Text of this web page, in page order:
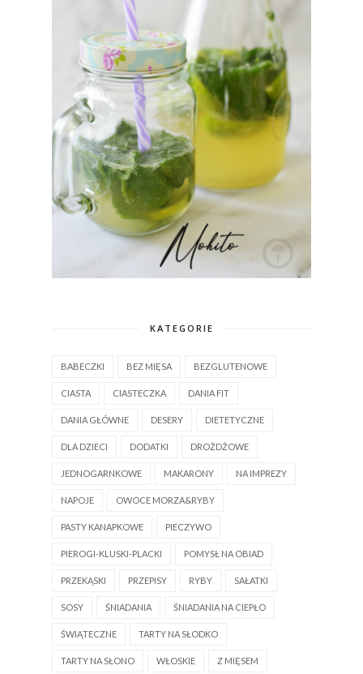
KATEGORIE
BABECZKI BEZ MIĘSA BEZGLUTENOWE
CIASTA CIASTECZKA DANIA FIT
DANIA GŁÓWNE DESERY DIETETYCZNE
DLA DZIECI DODATKI DROŻDŻOWE
JEDNOGARNKOWE MAKARONY NA IMPREZY
NAPOJE OWOCE MORZA&RYBY
PASTY KANAPKOWE PIECZYWO
PIEROGI-KLUSKI-PLACKI POMYSŁ NA OBIAD
PRZEKĄSKI PRZEPISY RYBY SAŁATKI
SOSY ŚNIADANIA ŚNIADANIA NA CIEPŁO
ŚWIĄTECZNE TARTY NA SŁODKO
TARTY NA SŁONO WŁOSKIE Z MIĘSEM